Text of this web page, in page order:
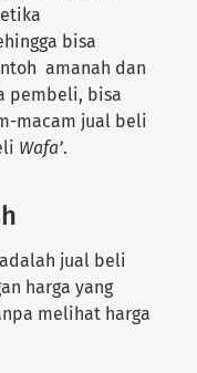
bisa
amanah dan
pembeli, bisa
macam jual beli
Wafa’.
jual beli
harga yang
melihat harga